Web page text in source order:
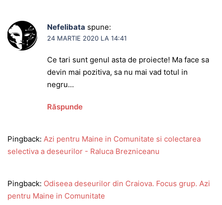
Nefelibata spune:
24 MARTIE 2020 LA 14:41
Ce tari sunt genul asta de proiecte! Ma face sa
devin mai pozitiva, sa nu mai vad totul in
negru…
Răspunde
Pingback: Azi pentru Maine in Comunitate si colectarea
selectiva a deseurilor - Raluca Brezniceanu
Pingback: Odiseea deseurilor din Craiova. Focus grup. Azi
pentru Maine in Comunitate